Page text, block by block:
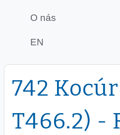
O nás
EN
742
T466.2) -